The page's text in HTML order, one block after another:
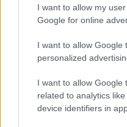
I want to allow my
Google for online
I want to allow Google
personalized
I want to allow Google
related to analytics
device identifiers in
«ανείπωτη
Καναδό υπουργό
τον πρωθυπουργό
Κολομβίας,
πρωτόκολλα
και την ανίχνευση